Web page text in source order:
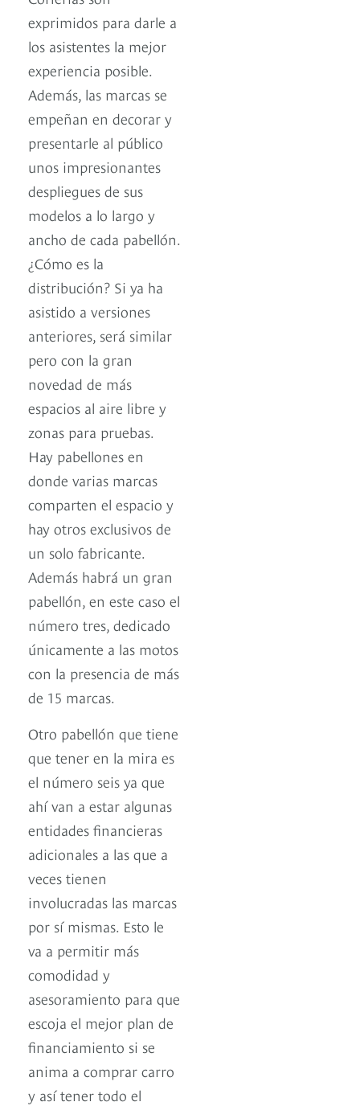
exprimidos para darle a
los asistentes la mejor
experiencia posible.
Además, las marcas se
empeñan en decorar y
presentarle al público
unos impresionantes
despliegues de sus
modelos a lo largo y
ancho de cada pabellón.
¿Cómo es la
distribución? Si ya ha
asistido a versiones
anteriores, será similar
pero con la gran
novedad de más
espacios al aire libre y
zonas para pruebas.
Hay pabellones en
donde varias marcas
comparten el espacio y
hay otros exclusivos de
un solo fabricante.
Además habrá un gran
pabellón, en este caso el
número tres, dedicado
únicamente a las motos
con la presencia de más
de 15 marcas.
Otro pabellón que tiene
que tener en la mira es
el número seis ya que
ahí van a estar algunas
entidades financieras
adicionales a las que a
veces tienen
involucradas las marcas
por sí mismas. Esto le
va a permitir más
comodidad y
asesoramiento para que
escoja el mejor plan de
financiamiento si se
anima a comprar carro
y así tener todo el